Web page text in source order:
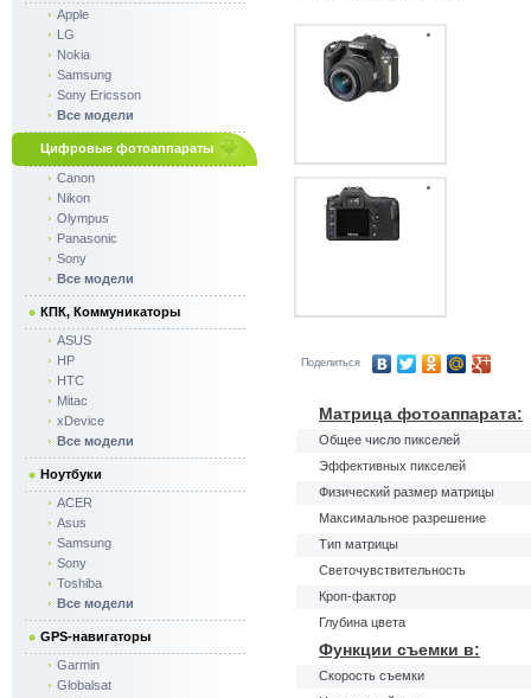
Поделиться
Матрица фотоаппарата:
Общее число пикселей
Эффективных пикселей
Физический размер матрицы
Максимальное разрешение
Тип матрицы
Светочувствительность
Кроп-фактор
Глубина цвета
Функции съемки в:
Скорость съемки
Apple
LG
Nokia
Samsung
Sony Ericsson
Все модели
Цифровые фотоаппараты
Canon
Nikon
Olympus
Panasonic
Sony
Все модели
КПК, Коммуникаторы
ASUS
HP
HTC
Mitac
xDevice
Все модели
Ноутбуки
ACER
Asus
Samsung
Sony
Toshiba
Все модели
GPS-навигаторы
Garmin
Globalsat